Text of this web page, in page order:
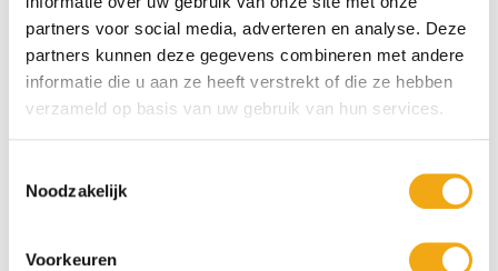
partners voor social media, adverteren en analyse. Deze
partners kunnen deze gegevens combineren met andere
informatie die u aan ze heeft verstrekt of die ze hebben
verzameld op basis van uw gebruik van hun services.
Noodzakelijk
Voorkeuren
Bee - Marija Jevtić Dajić
€ 500,00
Clauseophobia of the mind - Marija